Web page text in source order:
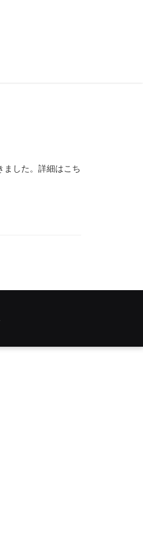
ました。詳細はこち